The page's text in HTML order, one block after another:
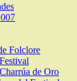
Folclore
de Oro